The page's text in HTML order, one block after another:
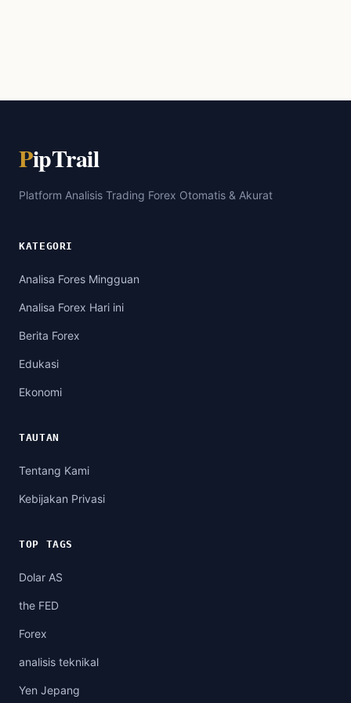
PipTrail
Platform Analisis Trading Forex Otomatis & Akurat
KATEGORI
Analisa Fores Mingguan
Analisa Forex Hari ini
Berita Forex
Edukasi
Ekonomi
TAUTAN
Tentang Kami
Kebijakan Privasi
TOP TAGS
Dolar AS
the FED
Forex
analisis teknikal
Yen Jepang